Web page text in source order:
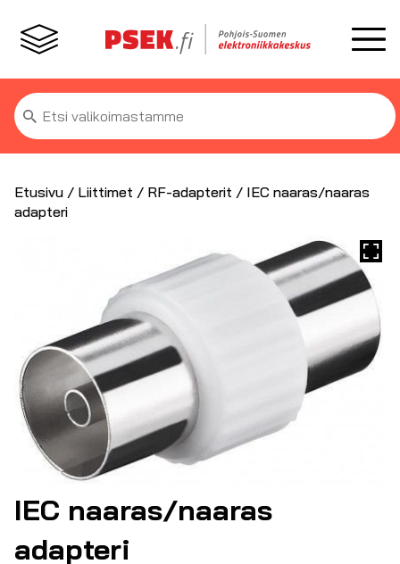
Etsi:
Etusivu / Liittimet / RF-adapterit / IEC naaras/naaras
adapteri
IEC naaras/naaras
adapteri